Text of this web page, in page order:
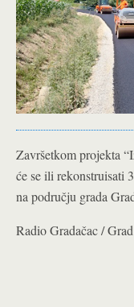
Završetkom projekta
će se ili rekonstruisati
na području grada
Radio Gradačac /